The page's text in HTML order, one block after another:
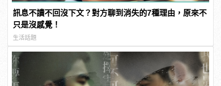
訊息不讀不回沒下文？對方聊到消失的7種理由，原來不
只是沒感覺！
生活話題